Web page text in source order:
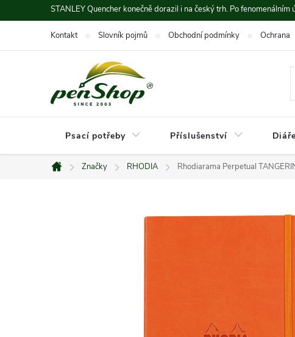
na
STANLEY Quencher konečně dorazil i na český trh. Po
Kontakt Slovník pojmů Obchodní podmínky Ochrana
Psací potřeby Příslušenství
Domů
Značky RHODIA Rhodiarama Perpetual